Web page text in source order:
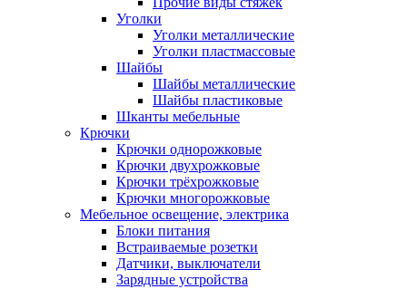
Уголки
Уголки металлические
Уголки пластмассовые
Шайбы
Шайбы металлические
Шайбы пластиковые
Шканты мебельные
Крючки
Крючки однорожковые
Крючки двухрожковые
Крючки трёхрожковые
Крючки многорожковые
Мебельное освещение, электрика
Блоки питания
Встраиваемые розетки
Датчики, выключатели
Зарядные устройства